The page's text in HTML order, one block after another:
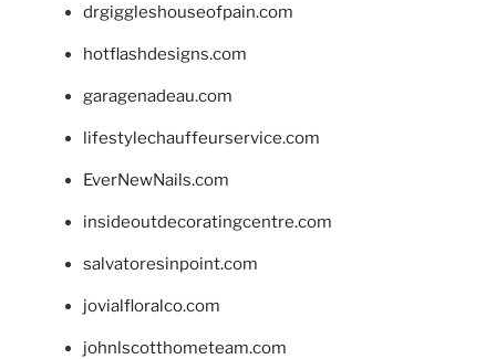
drgiggleshouseofpain.com
hotflashdesigns.com
garagenadeau.com
lifestylechauffeurservice.com
EverNewNails.com
insideoutdecoratingcentre.com
salvatoresinpoint.com
jovialfloralco.com
johnlscotthometeam.com